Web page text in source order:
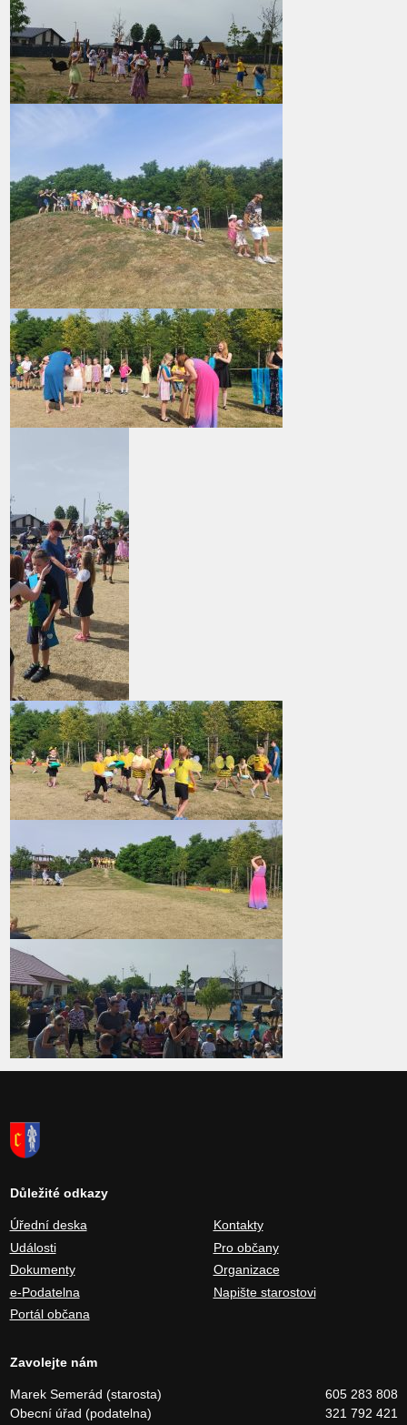
Důležité odkazy
Úřední deska
Události
Dokumenty
e-Podatelna
Portál občana
Kontakty
Pro občany
Organizace
Napište starostovi
Zavolejte nám
Marek Semerád (starosta)
605 283 808
Obecní úřad (podatelna)
321 792 421